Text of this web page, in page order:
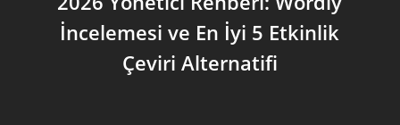
İncelemesi ve En İyi 5 Etkinlik
Çeviri Alternatifi